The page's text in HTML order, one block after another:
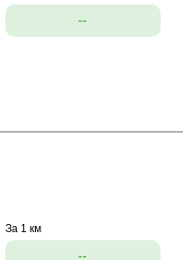
--
За 1 км
--